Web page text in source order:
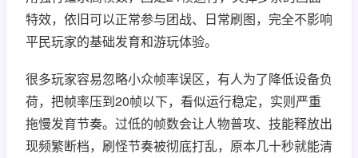
特效，依旧可以正常参与团战、日常刷图，完全不影响
平民玩家的基础发育和游玩体验。
很多玩家容易忽略小众帧率误区，有人为了降低设备负
荷，把帧率压到20帧以下，看似运行稳定，实则严重
拖慢发育节奏。过低的帧数会让人物普攻、技能释放出
现频繁断档，刷怪节奏被彻底打乱，原本几十秒就能清